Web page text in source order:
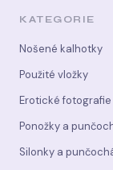
KATEGORIE
Nošené kalhotky
Použité vložky
Erotické fotografie
Ponožky a
Silonky a